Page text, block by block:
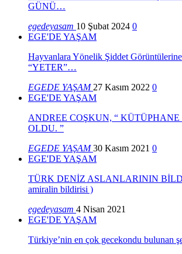
GÜNÜ…
egedeyasam 10 Şubat 2024 0
EGE'DE YAŞAM
Hayvanlara Yönelik Şiddet
“YETER”…
EGEDE YAŞAM 27 Kasım 2022 0
EGE'DE YAŞAM
ANDREE COŞKUN, “
OLDU. ”
EGEDE YAŞAM30 Kasım 2021 0
EGE'DE YAŞAM
TÜRK DENİZ ASLANLARININ
amiralin bildirisi )
egedeyasam 4 Nisan 2021
EGE'DE YAŞAM
Türkiye’nin en çok gecekondu bulunan